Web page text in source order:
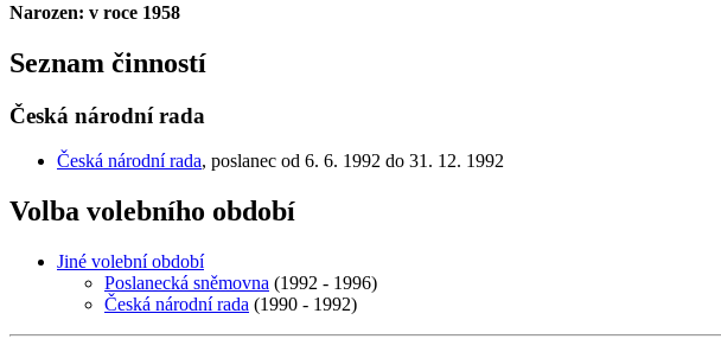
Narozen: v roce 1958
Seznam činností
Česká národní rada
Česká národní rada, poslanec od 6. 6. 1992 do 31. 12. 1992
Volba volebního období
Jiné volební období
Poslanecká sněmovna (1992 - 1996)
Česká národní rada (1990 - 1992)